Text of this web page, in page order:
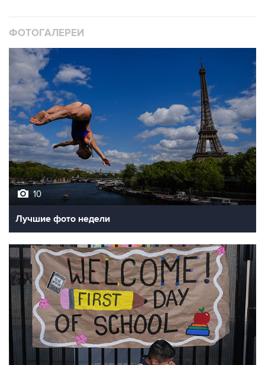
ФОТОГАЛЕРЕИ
10
Лучшие фото недели